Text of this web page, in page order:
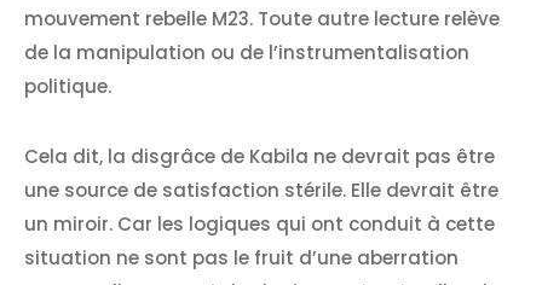
mouvement rebelle M23. Toute autre lecture relève
de la manipulation ou de l’instrumentalisation
politique.
Cela dit, la disgrâce de Kabila ne devrait pas être
une source de satisfaction stérile. Elle devrait être
un miroir. Car les logiques qui ont conduit à cette
situation ne sont pas le fruit d’une aberration